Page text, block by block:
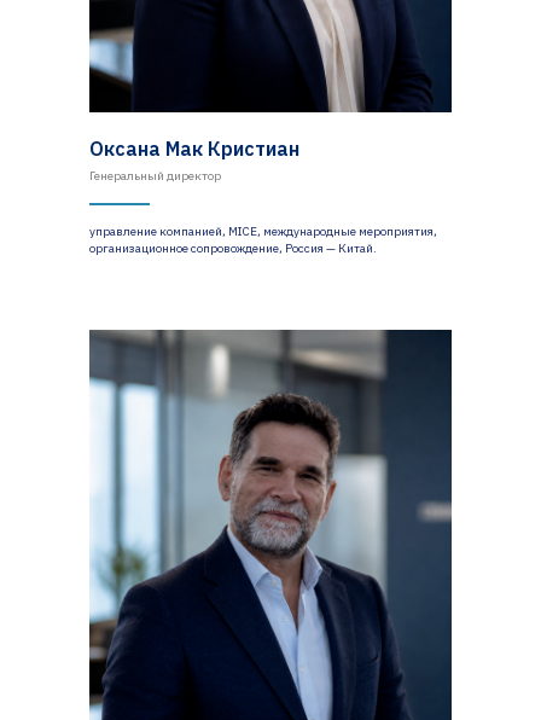
Оксана Мак Кристиан
Генеральный директор
управление компанией, MICE, международные мероприятия,
организационное сопровождение, Россия — Китай.